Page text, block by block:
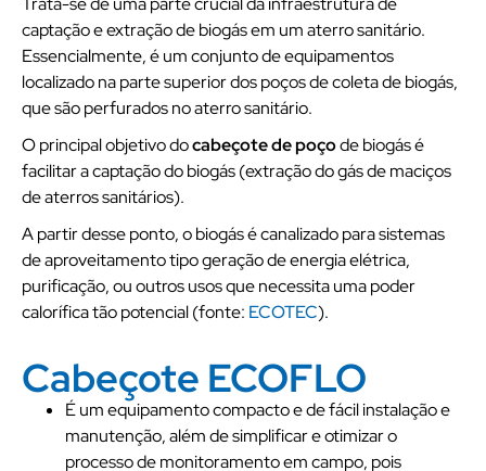
captação e extração de biogás em um aterro sanitário.
Essencialmente, é um conjunto de equipamentos
localizado na parte superior dos poços de coleta de biogás,
que são perfurados no aterro sanitário.
O principal objetivo docabeçote de poçode biogás é
facilitar a captação do biogás (extração do gás de maciços
de aterros sanitários).
A partir desse ponto, o biogás é canalizado para sistemas
de aproveitamento tipo geração de energia elétrica,
purificação, ou outros usos que necessita uma poder
calorífica tão potencial (fonte: ECOTEC).
Cabeçote ECOFLO
É um equipamento compacto e de fácil instalação e
manutenção, além de simplificar e otimizar o
processo de monitoramento em campo, pois